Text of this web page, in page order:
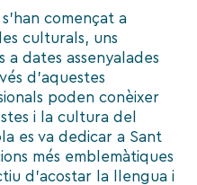
començat a
culturals, uns
a dates assenyalades
d’aquestes
poden conèixer
i la cultura del
es va dedicar a Sant
més emblemàtiques
d’acostar la llengua i